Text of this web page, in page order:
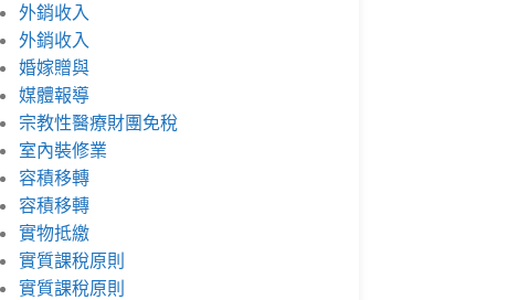
外銷收入
外銷收入
婚嫁贈與
媒體報導
宗教性醫療財團免稅
室內裝修業
容積移轉
容積移轉
實物抵繳
實質課稅原則
實質課稅原則